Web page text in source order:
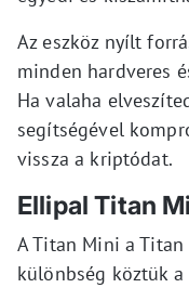
Az eszköz nyílt
minden hardveres
Ha valaha
segítségével
vissza a kriptódat.
Ellipal Titan
A Titan Mini a
különbség köztük